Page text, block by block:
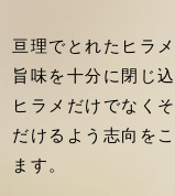
亘理でとれたヒラ
旨味を十分に閉じ
ヒラメだけでなく
だけるよう志向を
ます。